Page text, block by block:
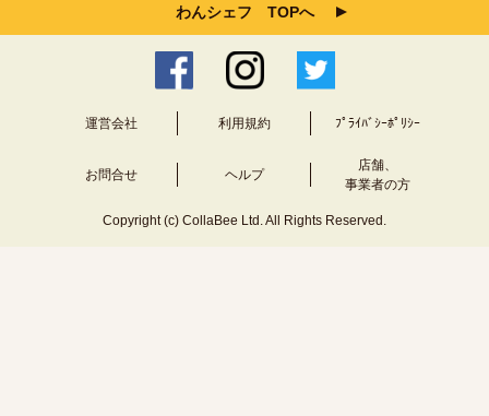
わんシェフ TOPへ
運営会社 利用規約 ﾌﾟﾗｲﾊﾞｼｰﾎﾟﾘｼｰ
お問合せ ヘルプ
店舗、
事業者の方
Copyright (c) CollaBee Ltd. All Rights Reserved.